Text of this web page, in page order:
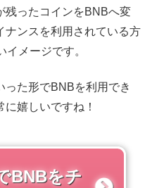
残ったコインをBNBへ変
ナンスを利用されている方
メージです。
った形でBNBを利用でき
嬉しいですね！
BNBをチ